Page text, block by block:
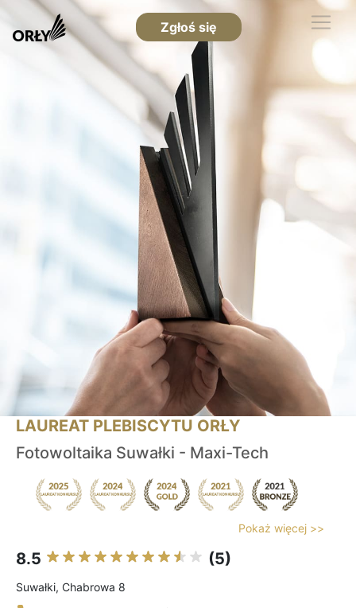
Zgłoś się
LAUREAT PLEBISCYTU ORŁY
Fotowoltaika Suwałki - Maxi-Tech
Pokaż więcej >>
8.5 (5)
Suwałki, Chabrowa 8